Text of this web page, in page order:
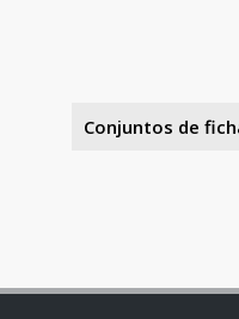
Conjuntos de